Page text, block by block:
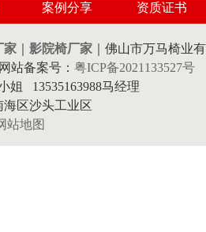
案例分享 资质证书
家 影院椅厂家 ｜佛山市万马椅业
站备案号： 粤ICP备2021133527号
姐 13535163988马经理
区沙头工业区
站地图